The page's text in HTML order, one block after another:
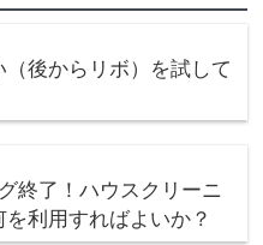
後からリボ）を試して
終了！ハウスクリーニ
利用すればよいか？